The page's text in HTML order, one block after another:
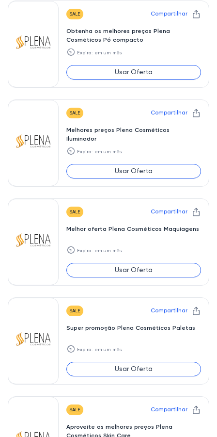
SALE Compartilhar
Obtenha os melhores preços Plena
Cosméticos Pó compacto
🕥 Expira: em um mês
Usar Oferta
SALE Compartilhar
Melhores preços Plena Cosméticos
Iluminador
🕥 Expira: em um mês
Usar Oferta
SALE Compartilhar
Melhor oferta Plena Cosméticos Maquiagens
🕥 Expira: em um mês
Usar Oferta
SALE Compartilhar
Super promoção Plena Cosméticos Paletas
🕥 Expira: em um mês
Usar Oferta
SALE Compartilhar
Aproveite os melhores preços Plena